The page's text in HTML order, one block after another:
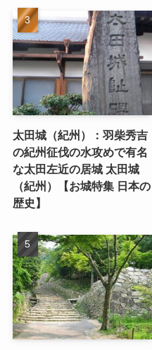
太田城（紀州）：羽柴秀吉
の紀州征伐の水攻めで有名
な太田左近の居城 太田城
（紀州）【お城特集 日本の
歴史】